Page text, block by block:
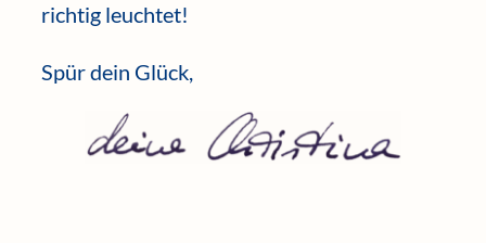
richtig leuchtet!
Spür dein Glück,